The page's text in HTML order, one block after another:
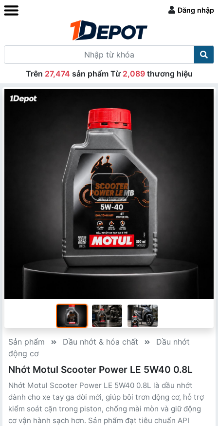
Đăng nhập
Trên 27,474 sản phẩm Từ 2,089thương hiệu
Sản phẩm Dầu nhớt & hóa chất
Dầu nhớt
động cơ
Nhớt Motul Scooter Power LE 5W40 0.8L
Nhớt Motul Scooter Power LE 5W40 0.8L là dầu nhớt
dành cho xe tay ga đời mới, giúp bôi trơn động cơ, hỗ trợ
kiểm soát cặn trong piston, chống mài mòn và giữ động
cơ vận hành sạch hơn. Sản phẩm đạt tiêu chuẩn API